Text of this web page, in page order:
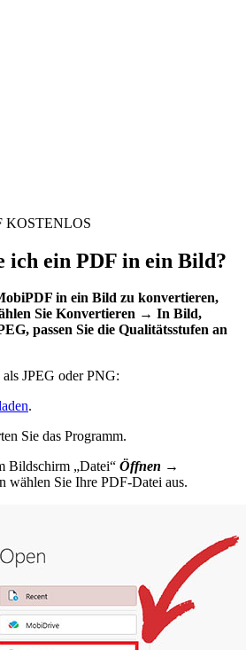
KOSTENLOS
ich ein PDF in ein Bild?
in ein Bild zu konvertieren,
Sie Konvertieren → In Bild,
passen Sie die Qualitätsstufen an
JPEG oder PNG:
.
Sie das Programm.
Bildschirm „Datei“ Öffnen →
wählen Sie Ihre PDF-Datei aus.